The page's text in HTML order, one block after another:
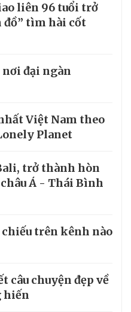
liên 96 tuổi trở
đồ” tìm hài cốt
nơi đại ngàn
Việt Nam theo
Planet
trở thành hòn
Á - Thái Bình
chiếu trên kênh nào
câu chuyện đẹp về
hiến